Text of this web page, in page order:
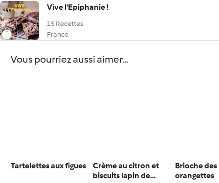
Vive l'Epiphanie !
15 Recettes
France
Vous pourriez aussi aimer...
Tartelettes aux figues
Crème au citron et
biscuits lapin de
Brioche des
orangettes